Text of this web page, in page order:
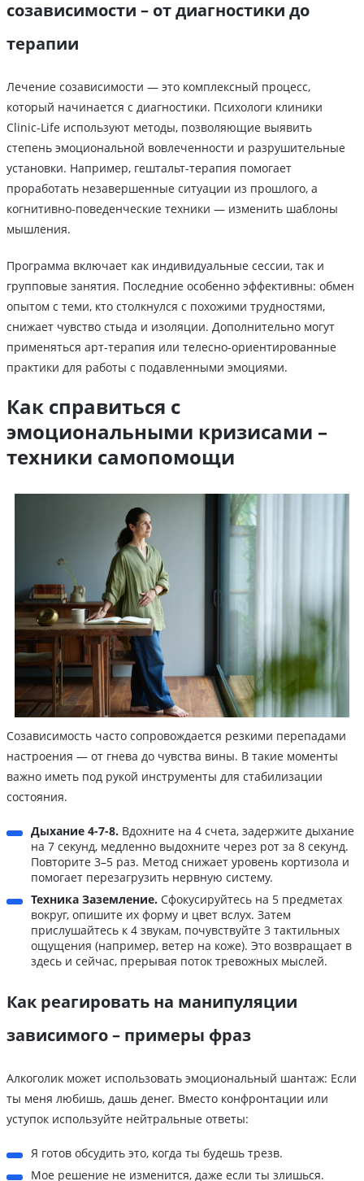
созависимости – от диагностики до
терапии
Лечение созависимости — это комплексный процесс,
который начинается с диагностики. Психологи клиники
Clinic-Life используют методы, позволяющие выявить
степень эмоциональной вовлеченности и разрушительные
установки. Например, гештальт-терапия помогает
проработать незавершенные ситуации из прошлого, а
когнитивно-поведенческие техники — изменить шаблоны
мышления.
Программа включает как индивидуальные сессии, так и
групповые занятия. Последние особенно эффективны: обмен
опытом с теми, кто столкнулся с похожими трудностями,
снижает чувство стыда и изоляции. Дополнительно могут
применяться арт-терапия или телесно-ориентированные
практики для работы с подавленными эмоциями.
Как справиться с
эмоциональными кризисами –
техники самопомощи
Созависимость часто сопровождается резкими перепадами
настроения — от гнева до чувства вины. В такие моменты
важно иметь под рукой инструменты для стабилизации
состояния.
Дыхание 4-7-8. Вдохните на 4 счета, задержите дыхание
на 7 секунд, медленно выдохните через рот за 8 секунд.
Повторите 3–5 раз. Метод снижает уровень кортизола и
помогает перезагрузить нервную систему.
Техника Заземление. Сфокусируйтесь на 5 предметах
вокруг, опишите их форму и цвет вслух. Затем
прислушайтесь к 4 звукам, почувствуйте 3 тактильных
ощущения (например, ветер на коже). Это возвращает в
здесь и сейчас, прерывая поток тревожных мыслей.
Как реагировать на манипуляции
зависимого – примеры фраз
Алкоголик может использовать эмоциональный шантаж: Если
ты меня любишь, дашь денег. Вместо конфронтации или
уступок используйте нейтральные ответы:
Я готов обсудить это, когда ты будешь трезв.
Мое решение не изменится, даже если ты злишься.